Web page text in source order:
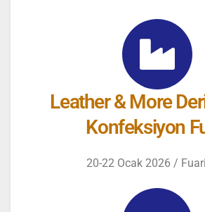
Leather & More
Konfeksiyon
20-22 Ocak 2026 /